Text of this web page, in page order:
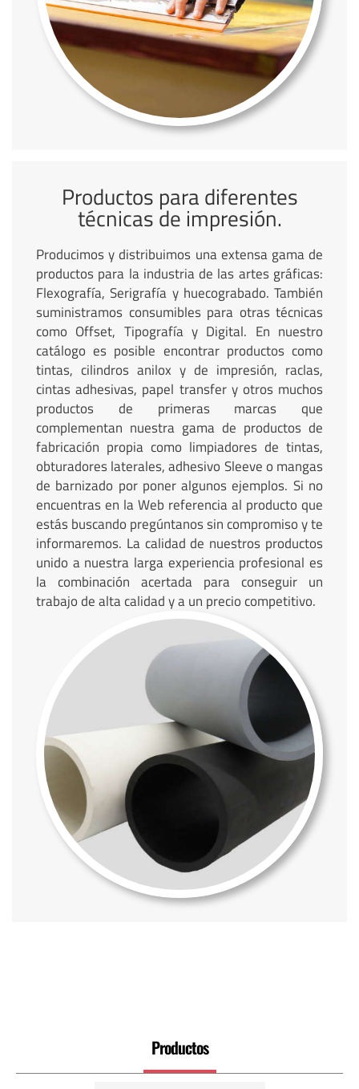
Productos para diferentes
técnicas de impresión.
Producimos y distribuimos una extensa gama de
productos para la industria de las artes gráficas:
Flexografía, Serigrafía y huecograbado. También
suministramos consumibles para otras técnicas
como Offset, Tipografía y Digital. En nuestro
catálogo es posible encontrar productos como
tintas, cilindros anilox y de impresión, raclas,
cintas adhesivas, papel transfer y otros muchos
productos de primeras marcas que
complementan nuestra gama de productos de
fabricación propia como limpiadores de tintas,
obturadores laterales, adhesivo Sleeve o mangas
de barnizado por poner algunos ejemplos. Si no
encuentras en la Web referencia al producto que
estás buscando pregúntanos sin compromiso y te
informaremos. La calidad de nuestros productos
unido a nuestra larga experiencia profesional es
la combinación acertada para conseguir un
trabajo de alta calidad y a un precio competitivo.
Productos